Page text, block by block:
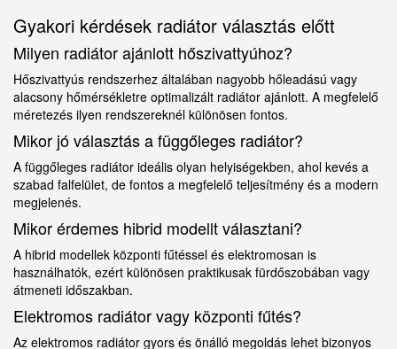
Gyakori kérdések radiátor választás előtt
Milyen radiátor ajánlott hőszivattyúhoz?
Hőszivattyús rendszerhez általában nagyobb hőleadású vagy
alacsony hőmérsékletre optimalizált radiátor ajánlott. A megfelelő
méretezés ilyen rendszereknél különösen fontos.
Mikor jó választás a függőleges radiátor?
A függőleges radiátor ideális olyan helyiségekben, ahol kevés a
szabad falfelület, de fontos a megfelelő teljesítmény és a modern
megjelenés.
Mikor érdemes hibrid modellt választani?
A hibrid modellek központi fűtéssel és elektromosan is
használhatók, ezért különösen praktikusak fürdőszobában vagy
átmeneti időszakban.
Elektromos radiátor vagy központi fűtés?
Az elektromos radiátor gyors és önálló megoldás lehet bizonyos